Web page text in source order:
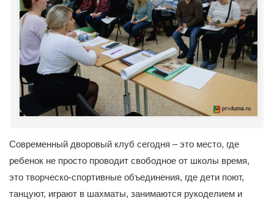
Современный дворовый клуб сегодня – это место, где
ребенок не просто проводит свободное от школы время,
это творческо-спортивные объединения, где дети поют,
танцуют, играют в шахматы, занимаются рукоделием и